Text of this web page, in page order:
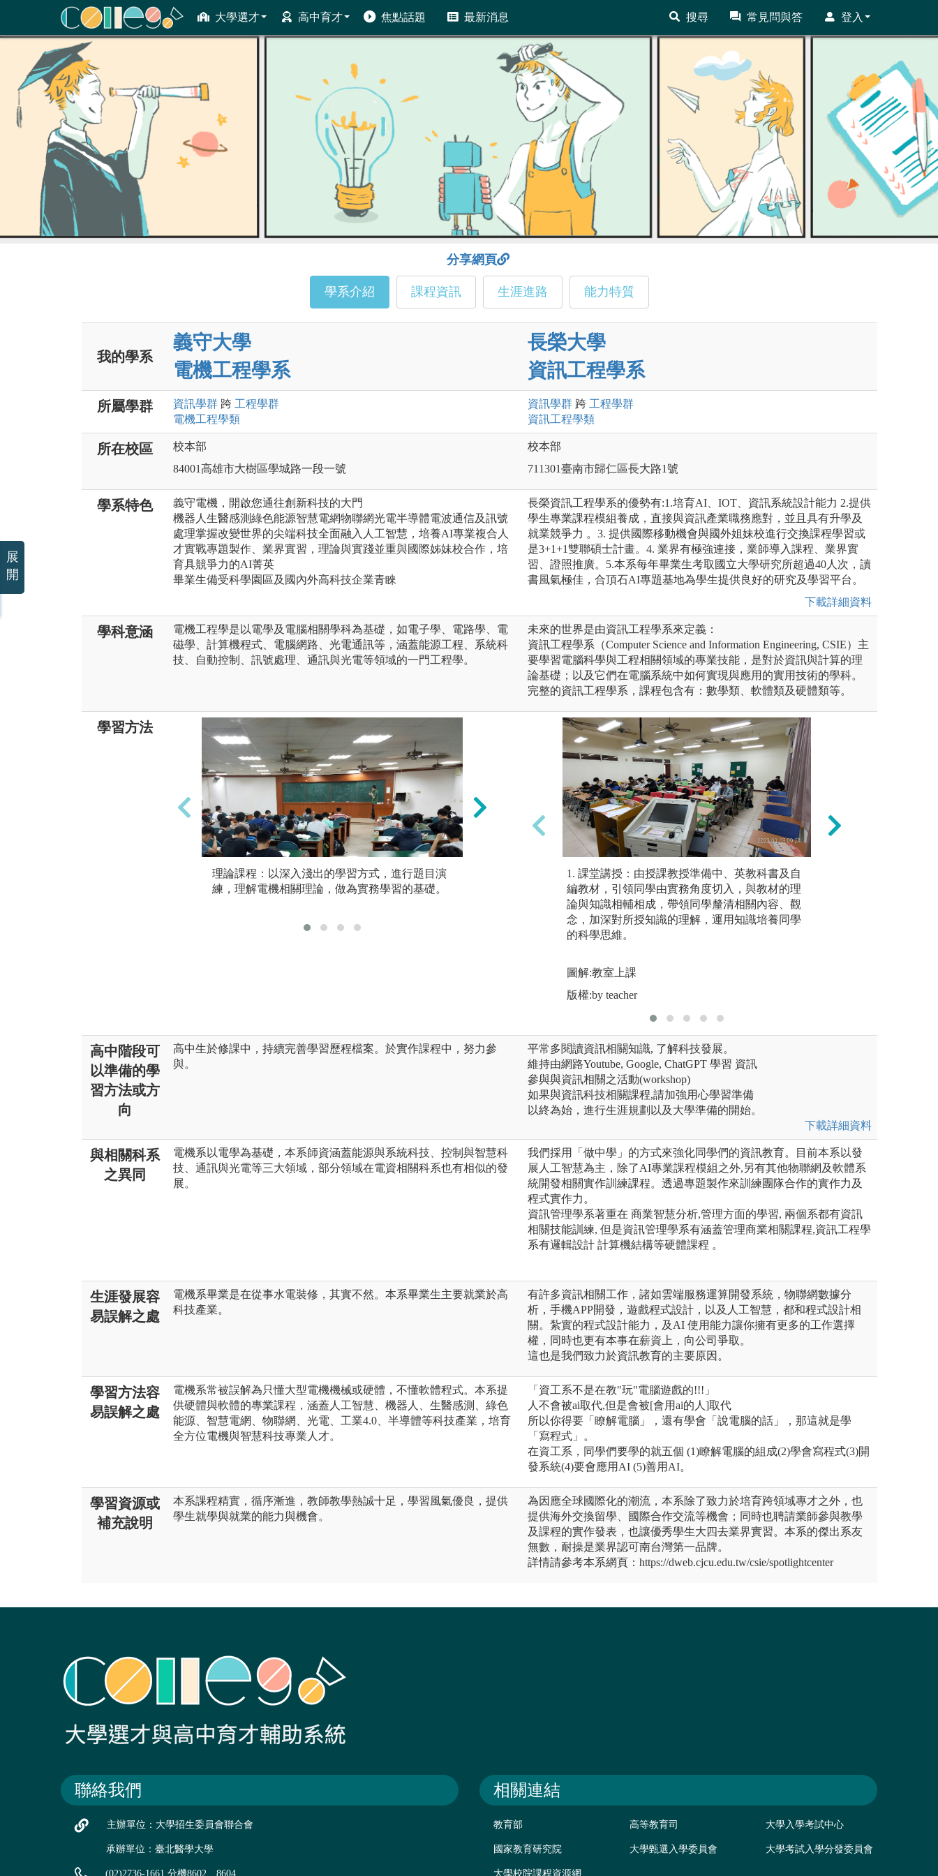
大學選才 高中育才 焦點話題 最新消息 搜尋 常見問與答 登入
ColleGo! 大學選才與高中育才輔助系統
分享網頁
學系介紹 課程資訊 生涯進路 能力特質
我的學系
義守大學
電機工程學系
長榮大學
資訊工程學系
所屬學群 資訊學群 跨 工程學群
電機工程學類
資訊學群 跨 工程學群
資訊工程學類
所在校區
校本部
84001高雄市大樹區學城路一段一號
校本部
711301臺南市歸仁區長大路1號
學系特色
義守電機，開啟您通往創新科技的大門
機器人生醫感測綠色能源智慧電網物聯網光電半導體電波通信及訊號
處理掌握改變世界的尖端科技全面融入人工智慧，培養AI專業複合人
才實戰專題製作、業界實習，理論與實踐並重與國際姊妹校合作，培
育具競爭力的AI菁英
畢業生備受科學園區及國內外高科技企業青睞
長榮資訊工程學系的優勢有:1.培育AI、IOT、資訊系統設計能力 2.提供
學生專業課程模組養成，直接與資訊產業職務應對，並且具有升學及
就業競爭力 。3. 提供國際移動機會與國外姐妹校進行交換課程學習或
是3+1+1雙聯碩士計畫。4. 業界有極強連接，業師導入課程、業界實
習、證照推廣。5.本系每年畢業生考取國立大學研究所超過40人次，讀
書風氣極佳，合頂石AI專題基地為學生提供良好的研究及學習平台。
下載詳細資料
學科意涵
電機工程學是以電學及電腦相關學科為基礎，如電子學、電路學、電
磁學、計算機程式、電腦網路、光電通訊等，涵蓋能源工程、系統科
技、自動控制、訊號處理、通訊與光電等領域的一門工程學。
未來的世界是由資訊工程學系來定義：
資訊工程學系（Computer Science and Information Engineering, CSIE）主
要學習電腦科學與工程相關領域的專業技能，是對於資訊與計算的理
論基礎；以及它們在電腦系統中如何實現與應用的實用技術的學科。
完整的資訊工程學系，課程包含有：數學類、軟體類及硬體類等。
學習方法
理論課程：以深入淺出的學習方式，進行題目演
練，理解電機相關理論，做為實務學習的基礎。
實驗課程：了解實驗原理與設備，進行實驗操作
與數據分析，並與理論相互驗證。
1. 課堂講授：由授課教授準備中、英教科書及自
編教材，引領同學由實務角度切入，與教材的理
論與知識相輔相成，帶領同學釐清相關內容、觀
念，加深對所授知識的理解，運用知識培養同學
的科學思維。
圖解:教室上課
版權:by teacher
高中階段可
以準備的學
習方法或方
向
高中生於修課中，持續完善學習歷程檔案。於實作課程中，努力參
與。
平常多閱讀資訊相關知識, 了解科技發展。
維持由網路Youtube, Google, ChatGPT 學習 資訊
參與與資訊相關之活動(workshop)
如果與資訊科技相關課程,請加強用心學習準備
以終為始，進行生涯規劃以及大學準備的開始。
下載詳細資料
與相關科系
之異同
電機系以電學為基礎，本系師資涵蓋能源與系統科技、控制與智慧科
技、通訊與光電等三大領域，部分領域在電資相關科系也有相似的發
展。
我們採用「做中學」的方式來強化同學們的資訊教育。目前本系以發
展人工智慧為主，除了AI專業課程模組之外,另有其他物聯網及軟體系
統開發相關實作訓練課程。透過專題製作來訓練團隊合作的實作力及
程式實作力。
資訊管理學系著重在 商業智慧分析,管理方面的學習, 兩個系都有資訊
相關技能訓練, 但是資訊管理學系有涵蓋管理商業相關課程,資訊工程學
系有邏輯設計 計算機結構等硬體課程 。
生涯發展容
易誤解之處
電機系畢業是在從事水電裝修，其實不然。本系畢業生主要就業於高
科技產業。
有許多資訊相關工作，諸如雲端服務運算開發系統，物聯網數據分
析，手機APP開發，遊戲程式設計，以及人工智慧，都和程式設計相
關。紮實的程式設計能力，及AI 使用能力讓你擁有更多的工作選擇
權，同時也更有本事在薪資上，向公司爭取。
這也是我們致力於資訊教育的主要原因。
學習方法容
易誤解之處
電機系常被誤解為只懂大型電機機械或硬體，不懂軟體程式。本系提
供硬體與軟體的專業課程，涵蓋人工智慧、機器人、生醫感測、綠色
能源、智慧電網、物聯網、光電、工業4.0、半導體等科技產業，培育
全方位電機與智慧科技專業人才。
「資工系不是在教"玩"電腦遊戲的!!!」
人不會被ai取代,但是會被[會用ai的人]取代
所以你得要「瞭解電腦」，還有學會「說電腦的話」，那這就是學
「寫程式」。
在資工系，同學們要學的就五個 (1)瞭解電腦的組成(2)學會寫程式(3)開
發系統(4)要會應用AI (5)善用AI。
學習資源或
補充說明
本系課程精實，循序漸進，教師教學熱誠十足，學習風氣優良，提供
學生就學與就業的能力與機會。
為因應全球國際化的潮流，本系除了致力於培育跨領域專才之外，也
提供海外交換留學、國際合作交流等機會；同時也聘請業師參與教學
及課程的實作發表，也讓優秀學生大四去業界實習。本系的傑出系友
無數，耐操是業界認可南台灣第一品牌。
詳情請參考本系網頁：https://dweb.cjcu.edu.tw/csie/spotlightcenter
聯絡我們
主辦單位：大學招生委員會聯合會
承辦單位：臺北醫學大學
(02)2736-1661 分機8602、8604
相關連結
教育部 高等教育司 大學入學考試中心
國家教育研究院 大學甄選入學委員會 大學考試入學分發委員會
大學校院課程資源網
展
開